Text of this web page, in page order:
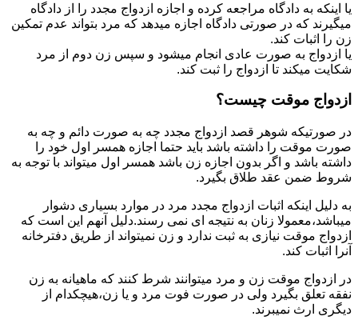
یا اینکه به دادگاه مراجعه کرده و اجازه ازدواج مجدد را از دادگاه
میگیرند که در صورتی دادگاه اجازه میدهد که مرد بتواند عدم تمکین
زن را اثبات کند.
یا ازدواج به صورت عادی انجام میشود و سپس زن دوم از مرد
شکایت میکند تا ازدواج را ثبت کند.
ازدواج موقت چیست؟
در صورتیکه شوهر قصد ازدواج مجدد چه به صورت دائم و چه به
صورت موقت را داشته باشد باید حتما اجازه همسر اول خود را
داشته باشد و اگر بدون اجازه زن باشد همسر اول میتواند با توجه به
شروط ضمن عقد طلاق بگیرد.
به دلیل اینکه اثبات ازدواج مجدد مرد در موارد بسیاری دشوار
میباشد،معمولا زنان به نتیجه ای نمی رسند.دلیل آنهم این است که
ازدواج موقت نیازی به ثبت ندارد و زن نمیتواند از طریق دفترخانه
آنرا اثبات کند.
در ازدواج موقت زن و مرد میتوانند شرط کنند که ماهیانه به زن
نفقه تعلق بگیرد ولی در صورت فوت مرد و یا زن،هیچکدام از
دیگری ارث نمیبرند.